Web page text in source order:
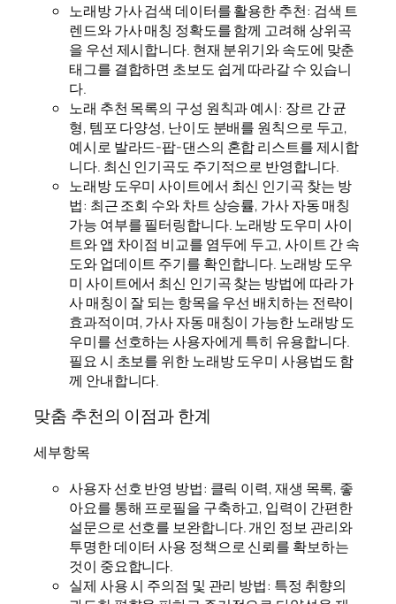
노래방 가사 검색 데이터를 활용한 추천: 검색 트
렌드와 가사 매칭 정확도를 함께 고려해 상위곡
을 우선 제시합니다. 현재 분위기와 속도에 맞춘
태그를 결합하면 초보도 쉽게 따라갈 수 있습니
다.
노래 추천 목록의 구성 원칙과 예시: 장르 간 균
형, 템포 다양성, 난이도 분배를 원칙으로 두고,
예시로 발라드-팝-댄스의 혼합 리스트를 제시합
니다. 최신 인기곡도 주기적으로 반영합니다.
노래방 도우미 사이트에서 최신 인기곡 찾는 방
법: 최근 조회 수와 차트 상승률, 가사 자동 매칭
가능 여부를 필터링합니다. 노래방 도우미 사이
트와 앱 차이점 비교를 염두에 두고, 사이트 간 속
도와 업데이트 주기를 확인합니다. 노래방 도우
미 사이트에서 최신 인기곡 찾는 방법에 따라 가
사 매칭이 잘 되는 항목을 우선 배치하는 전략이
효과적이며, 가사 자동 매칭이 가능한 노래방 도
우미를 선호하는 사용자에게 특히 유용합니다.
필요 시 초보를 위한 노래방 도우미 사용법도 함
께 안내합니다.
맞춤 추천의 이점과 한계
세부항목
사용자 선호 반영 방법: 클릭 이력, 재생 목록, 좋
아요를 통해 프로필을 구축하고, 입력이 간편한
설문으로 선호를 보완합니다. 개인 정보 관리와
투명한 데이터 사용 정책으로 신뢰를 확보하는
것이 중요합니다.
실제 사용 시 주의점 및 관리 방법: 특정 취향의